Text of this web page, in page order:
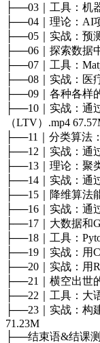
├──03｜工具：机
├──04｜理论：AI
├──05｜实战：预
├──06｜探索数据
├──07｜工具：
├──08｜实战：医
├──09｜各种各样
├──10｜实战：通
（LTV）.mp4
├──11｜分类算法
├──12｜实战：通
├──13｜理论：聚
├──14｜实战：通
├──15｜降维算法
├──16｜实战：通
├──17｜大数据和
├──18｜工具：
├──19｜实战：用
├──20｜实战：用
├──21｜横空出世
├──22｜工具：大
├──23｜实战：构
71.23M
├──结束语&结课